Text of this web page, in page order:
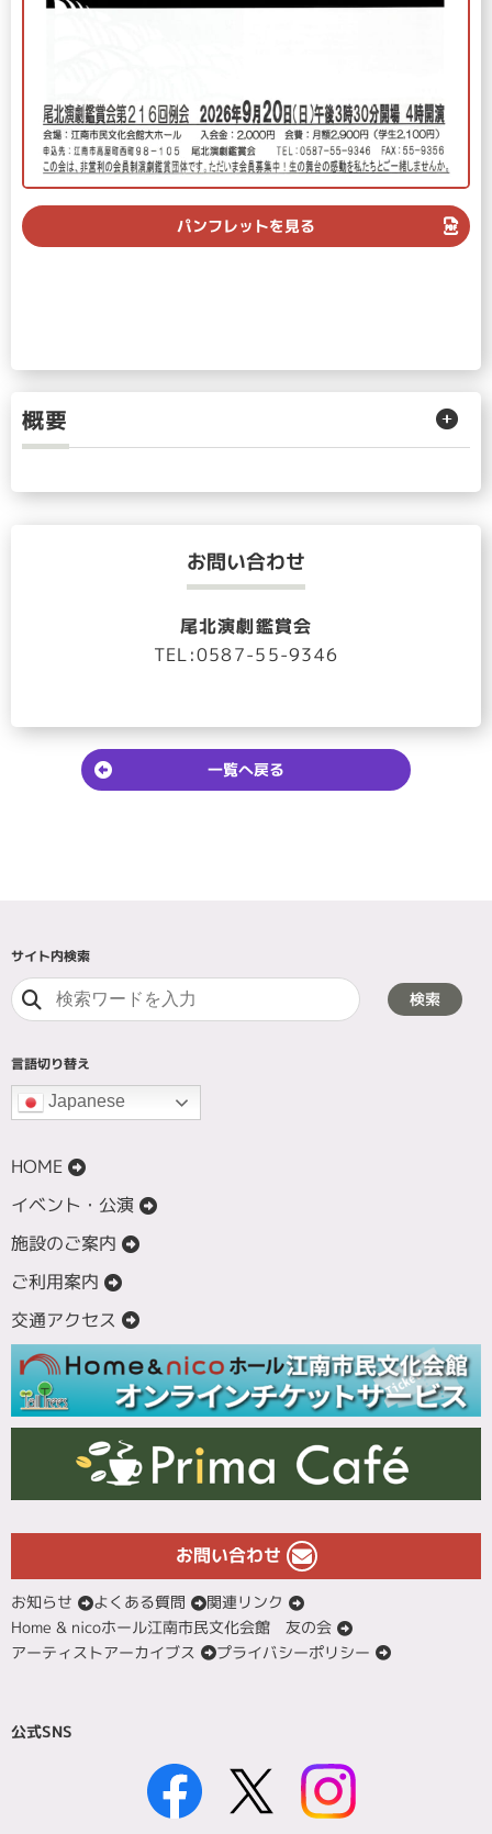
パンフレットを見る
概要
お問い合わせ
尾北演劇鑑賞会
TEL:0587-55-9346
一覧へ戻る
サイト内検索
検索
言語切り替え
Japanese
HOME
イベント・公演
施設のご案内
ご利用案内
交通アクセス
お問い合わせ
お知らせ よくある質問
関連リンク
Home & nicoホール江南市民文化会館 友の会
アーティストアーカイブス
プライバシーポリシー
公式SNS